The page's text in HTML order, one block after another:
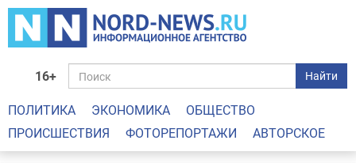
16+ Найти
ПОЛИТИКА ЭКОНОМИКА
ОБЩЕСТВО
ПРОИСШЕСТВИЯ
ФОТОРЕПОРТАЖИ АВТОРСКОЕ